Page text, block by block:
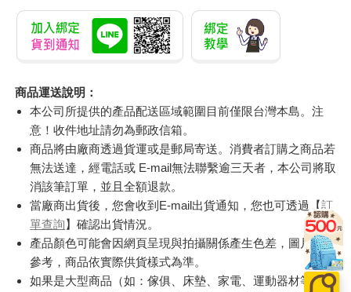
商品運送說明：
本公司所提供的產品配送區域範圍目前僅限台灣本島。注
意！收件地址請勿為郵政信箱。
商品將由廠商透過貨運或是郵局寄送。消費者訂購之商品若
無法送達，經電話或 E-mail無法聯繫逾三天者，本公司將取
消該筆訂單，並且全額退款。
當廠商出貨後，您會收到E-mail出貨通知，您也可透過【訂
單查詢】確認出貨情況。
產品顏色可能會因網頁呈現與拍攝關係產生色差，圖片僅供
參考，商品依實際供貨樣式為準。
如果是大型商品（如：傢俱、床墊、家電、運動器材等）及